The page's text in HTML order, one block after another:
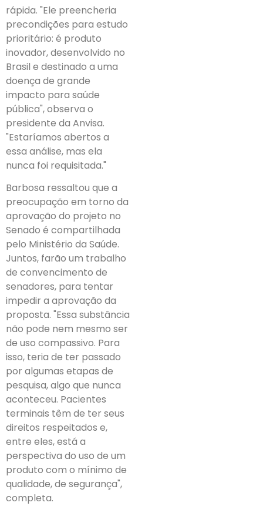
rápida. "Ele preencheria
precondições para estudo
prioritário: é produto
inovador, desenvolvido no
Brasil e destinado a uma
doença de grande
impacto para saúde
pública", observa o
presidente da Anvisa.
"Estaríamos abertos a
essa análise, mas ela
nunca foi requisitada."
Barbosa ressaltou que a
preocupação em torno da
aprovação do projeto no
Senado é compartilhada
pelo Ministério da Saúde.
Juntos, farão um trabalho
de convencimento de
senadores, para tentar
impedir a aprovação da
proposta. "Essa substância
não pode nem mesmo ser
de uso compassivo. Para
isso, teria de ter passado
por algumas etapas de
pesquisa, algo que nunca
aconteceu. Pacientes
terminais têm de ter seus
direitos respeitados e,
entre eles, está a
perspectiva do uso de um
produto com o mínimo de
qualidade, de segurança",
completa.